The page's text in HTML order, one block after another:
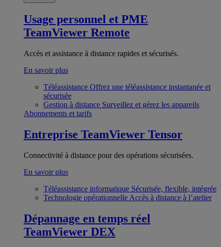
Usage personnel et PME
TeamViewer Remote
Accès et assistance à distance rapides et sécurisés.
En savoir plus
Téléassistance Offrez une téléassistance instantanée et
sécurisée
Gestion à distance Surveillez et gérez les appareils
Abonnements et tarifs
Entreprise TeamViewer Tensor
Connectivité à distance pour des opérations sécurisées.
En savoir plus
Téléassistance informatique Sécurisée, flexible, intégrée
Technologie opérationnelle Accès à distance à l’atelier
Dépannage en temps réel
TeamViewer DEX